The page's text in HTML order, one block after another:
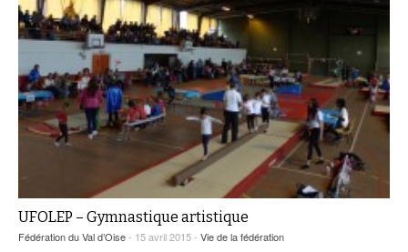
UFOLEP – Gymnastique artistique
Fédération du Val d’Oise- 15 avril 2015 - Vie de la fédération